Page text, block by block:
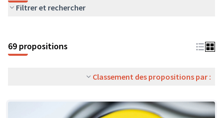
Filtrer et rechercher
69 propositions
Classement des propositions par :